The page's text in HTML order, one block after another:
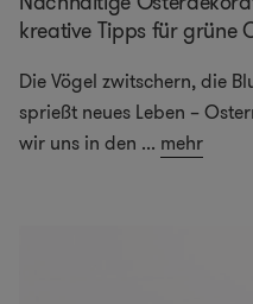
kreative Tipps für grüne
Die Vögel zwitschern, die
sprießt neues Leben –
wir uns in den ... mehr